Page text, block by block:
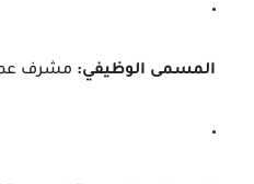
المسمى الوظيفي: مشرف